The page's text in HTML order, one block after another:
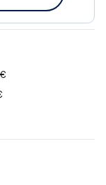
349.000 €
€